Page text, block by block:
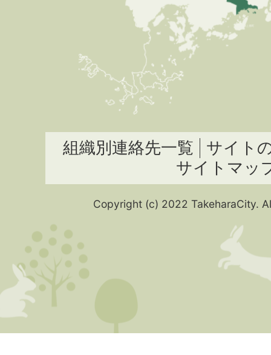
組織別連絡先一覧
サイト
サイトマッ
Copyright (c) 2022 TakeharaCity.